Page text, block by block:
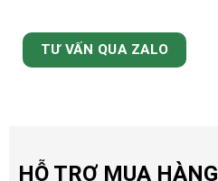
TƯ VẤN QUA ZALO
HỖ TRỢ MUA HÀNG